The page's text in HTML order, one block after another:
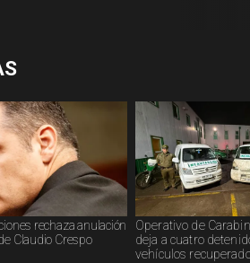
rechaza anulación
Claudio Crespo
Operativo de
deja a cuatro
vehículos